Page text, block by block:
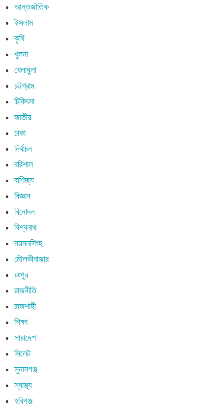
আন্তর্জাতিক
ইসলাম
কৃষি
খুলনা
খেলাধুলা
চট্টগ্রাম
চিকিৎসা
জাতীয়
ঢাকা
নির্বাচন
বরিশাল
বাণিজ্য
বিজ্ঞান
বিনোদন
বিশ্বনাথ
ময়মনসিংহ
মৌলভীবাজার
রংপুর
রাজনীতি
রাজশাহী
শিক্ষা
সারাদেশ
সিলেট
সুনামগঞ্জ
স্বাস্থ্য
হবিগঞ্জ